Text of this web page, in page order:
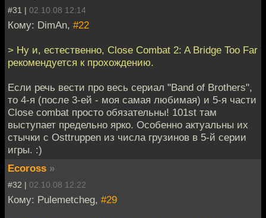
#31 | 02.10.08 12:14
Кому: DimAn, #22
> Ну и, естественно, Close Combat 2: A Bridge Too Far
рекомендуется к прохождению.
Если речь вести про весь сериал "Band of Brothers",
то 4-я (после 3-ей - моя самая любимая) и 5-я части
Close combat просто обязательны! 101st там
выступает предельно ярко. Особенно актуальны их
стычки с Osttruppen из числа грузинов в 5-й серии
игры. :)
Ecoross »
#32 | 02.10.08 12:22
Кому: Pulemetcheg, #29